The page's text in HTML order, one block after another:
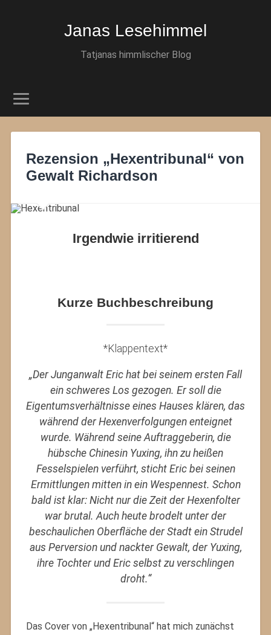
Janas Lesehimmel
Tatjanas himmlischer Blog
Rezension „Hexentribunal“ von
Gewalt Richardson
Irgendwie irritierend
Kurze Buchbeschreibung
*Klappentext*
„Der Junganwalt Eric hat bei seinem ersten Fall
ein schweres Los gezogen. Er soll die
Eigentumsverhältnisse eines Hauses klären, das
während der Hexenverfolgungen enteignet
wurde. Während seine Auftraggeberin, die
hübsche Chinesin Yuxing, ihn zu heißen
Fesselspielen verführt, sticht Eric bei seinen
Ermittlungen mitten in ein Wespennest. Schon
bald ist klar: Nicht nur die Zeit der Hexenfolter
war brutal. Auch heute brodelt unter der
beschaulichen Oberfläche der Stadt ein Strudel
aus Perversion und nackter Gewalt, der Yuxing,
ihre Tochter und Eric selbst zu verschlingen
droht.“
Das Cover von „Hexentribunal“ hat mich zunächst